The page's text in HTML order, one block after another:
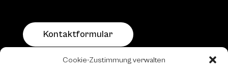
Cookie-Zustimmung verwalten
Kontaktformular